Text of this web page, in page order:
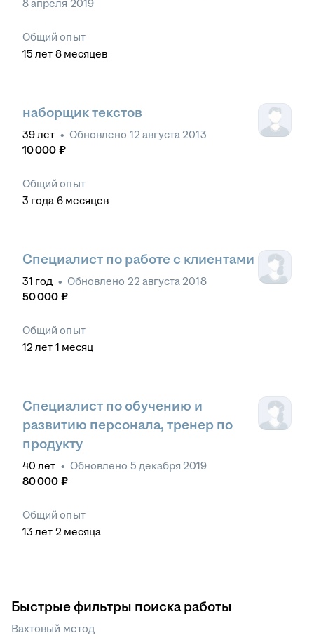
8 апреля 2019
Общий опыт
15 лет 8 месяцев
наборщик текстов
39лет • Обновлено 12 августа 2013
10 000 ₽
Общий опыт
3 года 6 месяцев
Специалист по работе с клиентами
31 год • Обновлено 22 августа 2018
50 000 ₽
Общий опыт
12 лет 1 месяц
Специалист по обучению и
развитию персонала, тренер по
продукту
40 лет • Обновлено 5 декабря 2019
80 000 ₽
Общий опыт
13 лет 2 месяца
Быстрые фильтры поиска работы
Вахтовый метод